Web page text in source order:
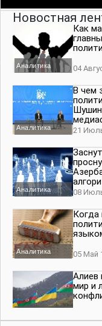
Новостная
Аналитика
Как
04
Аналитика
В чем
21
Аналитика 08
Аналитика
Когда
05 Май
Алиев
мир и